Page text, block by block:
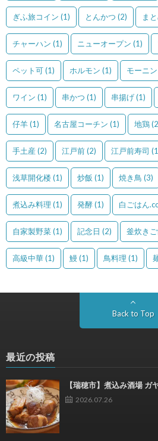
ぎふ旅コイン (1) とんかつ (2) ま
チャーハン (1) ニューオープン (1)
ペット可(1) ホルモン (1) モーニ
ワイン (1) 串かつ (1) 串揚げ(1)
仔羊(1) 名古屋コーチン (1) 地鶏
手土産 (2) 江戸前(2) 江戸前寿司
浅草開化楼(1) 炒飯 (1) 焼き鳥 (3)
煮込み料理 (1) 発酵(1) 白ごはん
自家製野菜(1) 記念日 (2) 釜炊き
高級中華(1) 鰻(1) 鳥料理 (1)
Back to Top
最近の投稿
【瑞穂市】煮込み酒場 ガ
2026.07.26